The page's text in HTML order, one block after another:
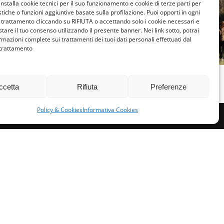
cookie tecnici per il suo funzionamento e cookie di terze parti per
o funzioni aggiuntive basate sulla profilazione. Puoi opporti in ogni
cliccando su RIFIUTA o accettando solo i cookie necessari e
il tuo consenso utilizzando il presente banner. Nei link sotto, potrai
complete sui trattamenti dei tuoi dati personali effettuati dal
Rifiuta Preferenze
Policy & CookiesInformativa Cookies
TRENTINO ALTO ADIGE
POMERIGGIO E
CASTAGNATA IN
INIZIO